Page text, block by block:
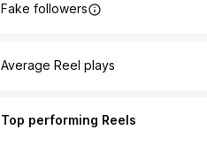
Fake followers
Average Reel plays
Top performing Reels